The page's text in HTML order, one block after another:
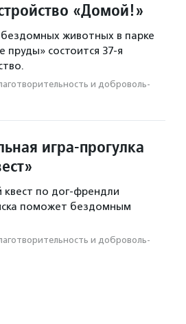
«Домой!»
животных в парке
пруды» состоится 37-я
и доброволь­
игра-прогулка
квест по дог-френдли
поможет бездомным
и доброволь­